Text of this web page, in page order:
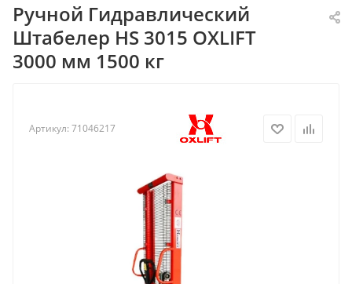
Ручной Гидравлический
Штабелер HS 3015 OXLIFT
3000 мм 1500 кг
Артикул: 71046217